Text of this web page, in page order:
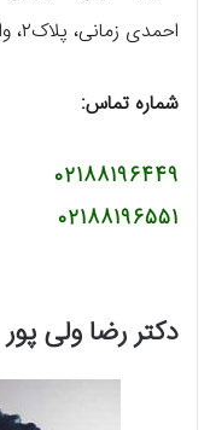
احمدی زمانی، پلاک۲، واحد ۲
شماره تماس:
02188196449
02188196551
دکتر رضا ولی پور